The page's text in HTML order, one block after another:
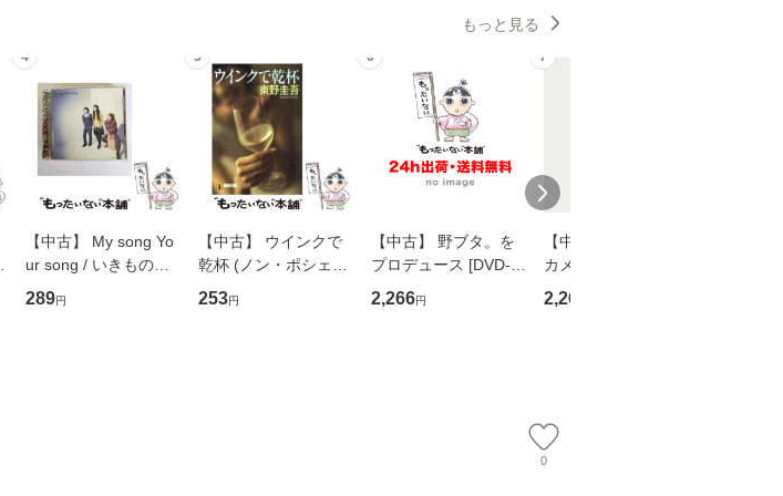
もっと見る
4
【中古】 My song Yo
ur song / いきものが
かり / [CD]【メール便
送料無料】
289円
5
【中古】 ウインクで
乾杯 (ノン・ポシェッ
ト) / 東野圭吾 / 祥伝
社 [文庫]【メール便送
253円
6
【中古】 野ブタ。を
プロデュース [DVD-B
OX] / バップ [DVD]
【メール便送料無料】
2,266円
7
【中古】 明日なき森
カメムシ先生が熊野で
語る / 熊野の森ネット
ワークいちいがしの
2,266
0